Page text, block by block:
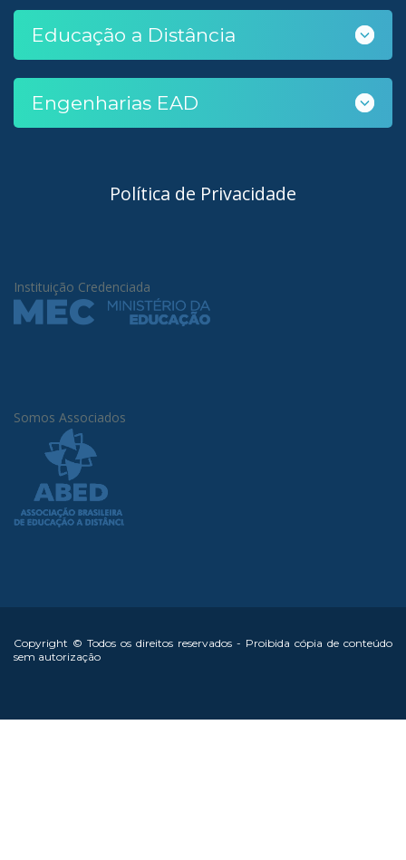
Educação a Distância
Engenharias EAD
Política de Privacidade
Instituição Credenciada
Somos Associados
Copyright © Todos os direitos reservados - Proibida cópia de conteúdo
sem autorização